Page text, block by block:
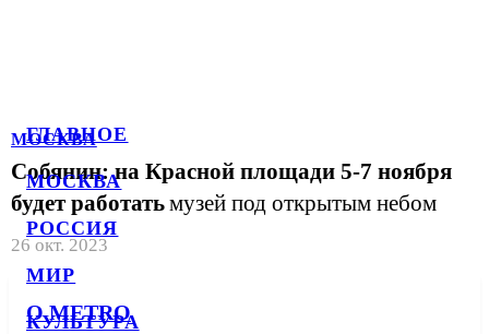
ГЛАВНОЕ
МОСКВА
РОССИЯ
МИР
КУЛЬТУРА
МОСКВА
Собянин: на Красной площади 5-7 ноября
будет работатьмузей под открытым небом
26 окт. 2023
О METRO